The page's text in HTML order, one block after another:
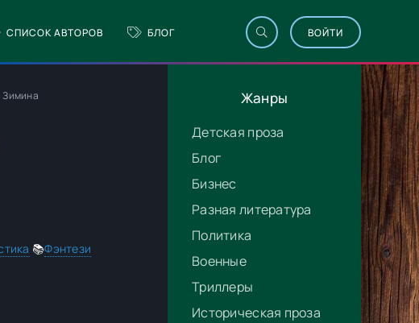
СПИСОК АВТОРОВ БЛОГ ВОЙТИ
Жанры
Детская проза
Блог
Бизнес
Разная литература
Политика
Военные
Триллеры
Историческая проза
Зимина
📚Фэнтези